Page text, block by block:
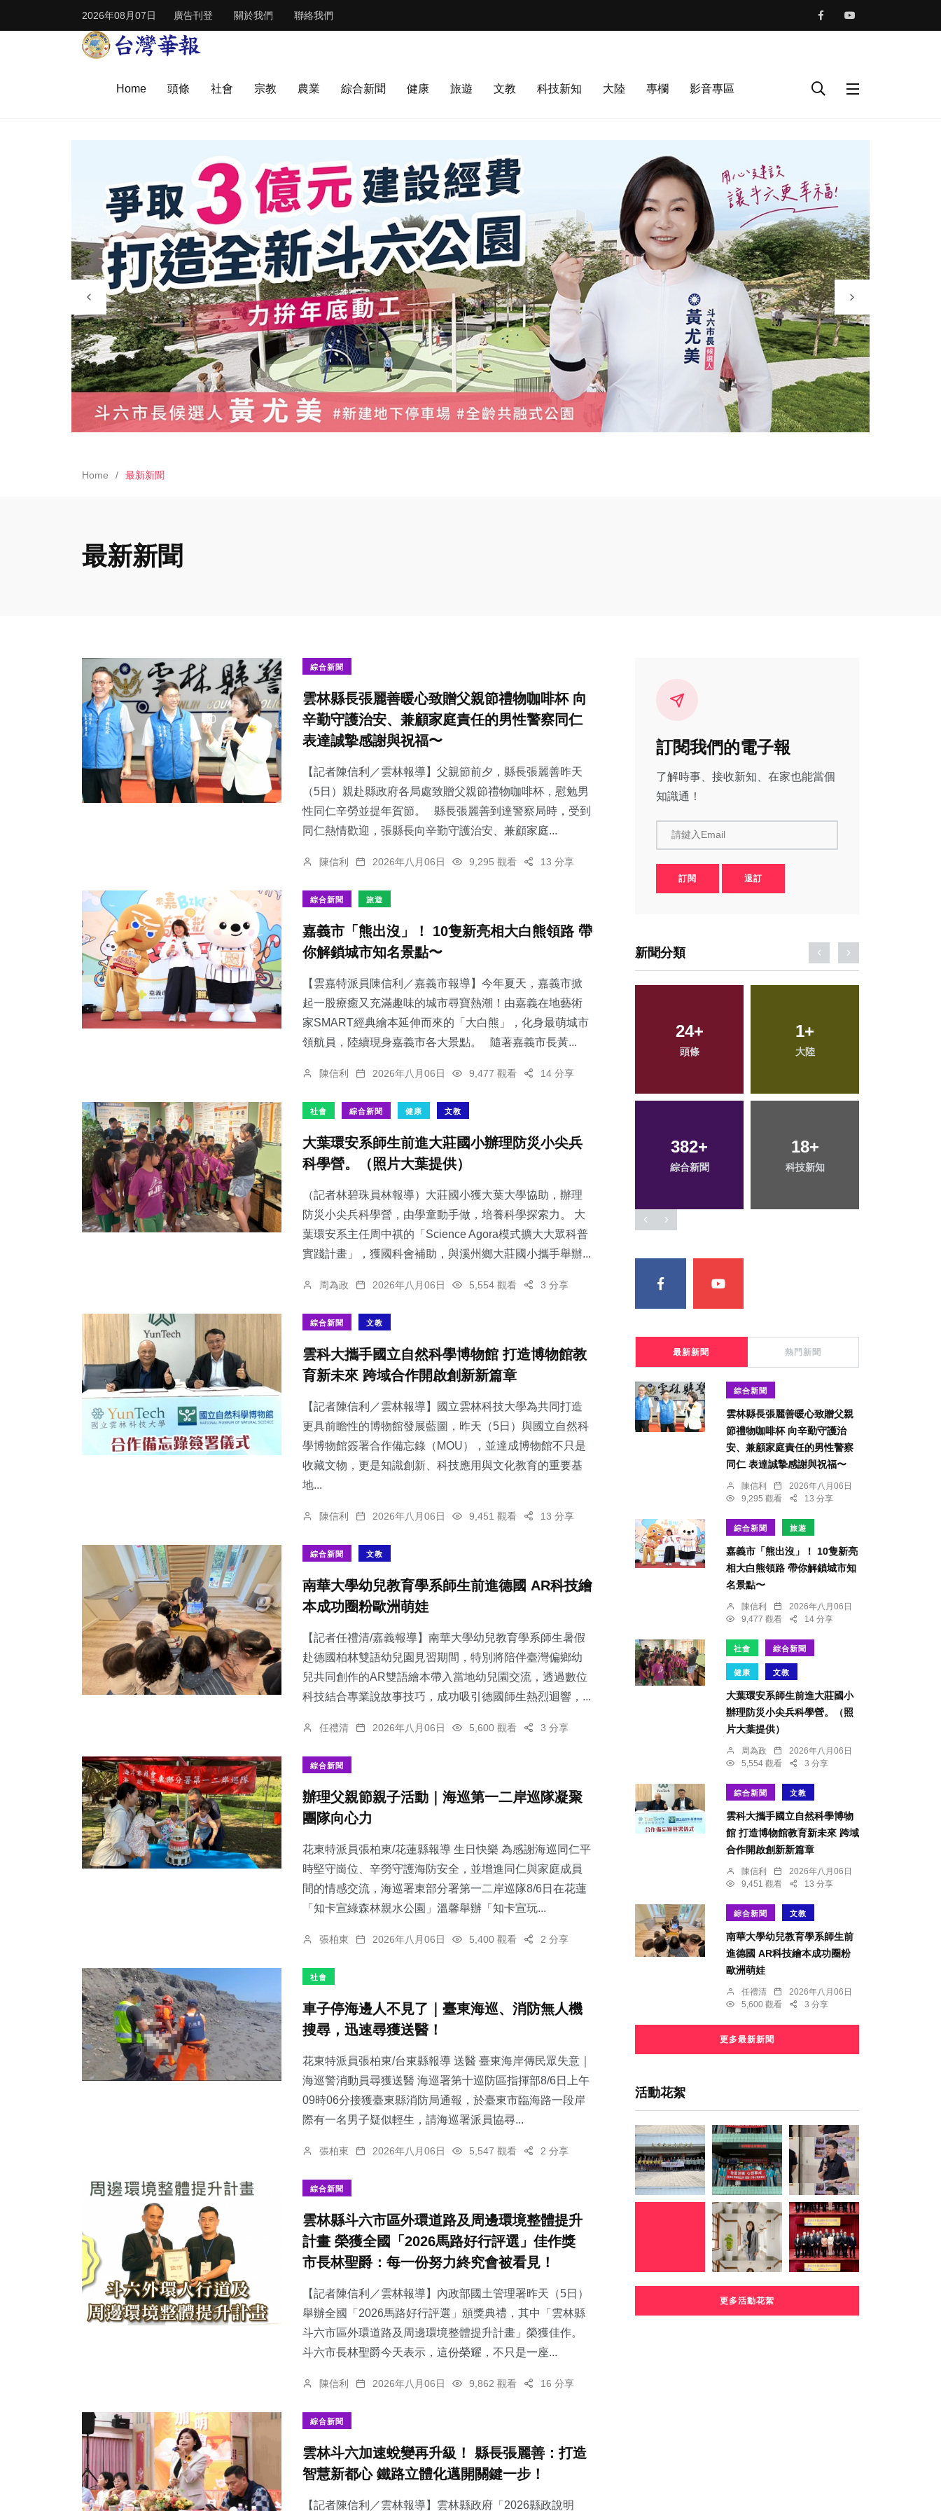
2026年08月07日 廣告刊登 關於我們 聯絡我們
Home 頭條 社會 宗教 農業 綜合新聞 健康 旅遊 文教 科技新知 大陸 專欄 影音專區
Home 最新新聞
最新新聞
綜合新聞
雲林縣長張麗善暖心致贈父親節禮物咖啡杯 向
辛勤守護治安、兼顧家庭責任的男性警察同仁
表達誠摯感謝與祝福〜
【記者陳信利／雲林報導】父親節前夕，縣長張麗善昨天
（5日）親赴縣政府各局處致贈父親節禮物咖啡杯，慰勉男
性同仁辛勞並提年賀節。 縣長張麗善到達警察局時，受到
同仁熱情歡迎，張縣長向辛勤守護治安、兼顧家庭...
陳信利 2026年八月06日 9,295 觀看 13 分享
綜合新聞 旅遊
嘉義市「熊出沒」！ 10隻新亮相大白熊領路 帶
你解鎖城市知名景點〜
【雲嘉特派員陳信利／嘉義市報導】今年夏天，嘉義市掀
起一股療癒又充滿趣味的城市尋寶熱潮！由嘉義在地藝術
家SMART經典繪本延伸而來的「大白熊」，化身最萌城市
領航員，陸續現身嘉義市各大景點。 隨著嘉義市長黃...
陳信利 2026年八月06日 9,477 觀看 14 分享
社會 綜合新聞 健康 文教
大葉環安系師生前進大莊國小辦理防災小尖兵
科學營。（照片大葉提供）
（記者林碧珠員林報導）大莊國小獲大葉大學協助，辦理
防災小尖兵科學營，由學童動手做，培養科學探索力。 大
葉環安系主任周中祺的「Science Agora模式擴大大眾科普
實踐計畫」，獲國科會補助，與溪州鄉大莊國小攜手舉辦...
周為政 2026年八月06日 5,554 觀看 3 分享
綜合新聞 文教
雲科大攜手國立自然科學博物館 打造博物館教
育新未來 跨域合作開啟創新新篇章
【記者陳信利／雲林報導】國立雲林科技大學為共同打造
更具前瞻性的博物館發展藍圖，昨天（5日）與國立自然科
學博物館簽署合作備忘錄（MOU），並達成博物館不只是
收藏文物，更是知識創新、科技應用與文化教育的重要基
地...
陳信利 2026年八月06日 9,451 觀看 13 分享
綜合新聞 文教
南華大學幼兒教育學系師生前進德國 AR科技繪
本成功圈粉歐洲萌娃
【記者任禮清/嘉義報導】南華大學幼兒教育學系師生暑假
赴德國柏林雙語幼兒園見習期間，特別將陪伴臺灣偏鄉幼
兒共同創作的AR雙語繪本帶入當地幼兒園交流，透過數位
科技結合專業說故事技巧，成功吸引德國師生熱烈迴響，...
任禮清 2026年八月06日 5,600 觀看 3 分享
綜合新聞
辦理父親節親子活動｜海巡第一二岸巡隊凝聚
團隊向心力
花東特派員張柏東/花蓮縣報導 生日快樂 為感謝海巡同仁平
時堅守崗位、辛勞守護海防安全，並增進同仁與家庭成員
間的情感交流，海巡署東部分署第一二岸巡隊8/6日在花蓮
「知卡宣綠森林親水公園」溫馨舉辦「知卡宣玩...
張柏東 2026年八月06日 5,400 觀看 2 分享
社會
車子停海邊人不見了｜臺東海巡、消防無人機
搜尋，迅速尋獲送醫！
花東特派員張柏東/台東縣報導 送醫 臺東海岸傳民眾失意｜
海巡警消動員尋獲送醫 海巡署第十巡防區指揮部8/6日上午
09時06分接獲臺東縣消防局通報，於臺東市臨海路一段岸
際有一名男子疑似輕生，請海巡署派員協尋...
張柏東 2026年八月06日 5,547 觀看 2 分享
綜合新聞
雲林縣斗六市區外環道路及周邊環境整體提升
計畫 榮獲全國「2026馬路好行評選」佳作獎
市長林聖爵：每一份努力終究會被看見！
【記者陳信利／雲林報導】內政部國土管理署昨天（5日）
舉辦全國「2026馬路好行評選」頒獎典禮，其中「雲林縣
斗六市區外環道路及周邊環境整體提升計畫」榮獲佳作。
斗六市長林聖爵今天表示，這份榮耀，不只是一座...
陳信利 2026年八月06日 9,862 觀看 16 分享
綜合新聞
雲林斗六加速蛻變再升級！ 縣長張麗善：打造
智慧新都心 鐵路立體化邁開關鍵一步！
【記者陳信利／雲林報導】雲林縣政府「2026縣政說明
訂閱我們的電子報
了解時事、接收新知、在家也能當個
知識通！
請鍵入Email
訂閱 退訂
新聞分類
194+
39+
農業
103+ 32+
宗教
62+
專欄
24+
頭條
1+
382+
綜合新聞
18
79+
旅遊
194
社會
125+
文教
39+
農業
最新新聞 熱門新聞
綜合新聞
雲林縣長張麗善暖心致贈父親
節禮物咖啡杯 向辛勤守護治
安、兼顧家庭責任的男性警察
同仁 表達誠摯感謝與祝福〜
陳信利
2026年八月06日
9,295 觀看
13 分享
綜合新聞 旅遊
嘉義市「熊出沒」！ 10隻新亮
相大白熊領路 帶你解鎖城市知
名景點〜
陳信利
2026年八月06日
9,477 觀看
14 分享
社會 綜合新聞
健康 文教
大葉環安系師生前進大莊國小
辦理防災小尖兵科學營。（照
片大葉提供）
周為政
2026年八月06日
5,554 觀看
3 分享
綜合新聞 文教
雲科大攜手國立自然科學博物
館 打造博物館教育新未來 跨域
合作開啟創新新篇章
陳信利
2026年八月06日
9,451 觀看
13 分享
綜合新聞 文教
南華大學幼兒教育學系師生前
進德國 AR科技繪本成功圈粉
歐洲萌娃
任禮清
2026年八月06日
5,600 觀看
3 分享
更多最新新聞
活動花絮
更多活動花絮